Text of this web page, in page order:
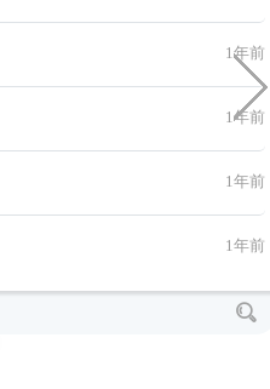
1年前
1年前
1年前
1年前